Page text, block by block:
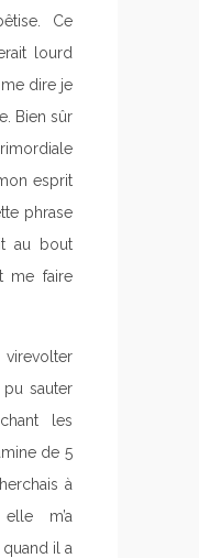
Ce
lourd
me dire je
Bien sûr
esprit
phrase
au bout
me faire
virevolter
pu sauter
les
de 5
à
m’a
il a